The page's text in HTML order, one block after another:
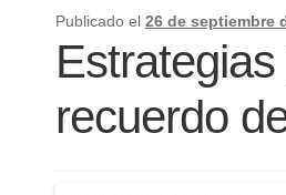
Publicado el 26 de septiembre
recuerdo